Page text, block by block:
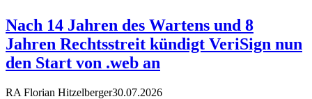
Nach 14 Jahren des Wartens und 8
Jahren Rechtsstreit kündigt VeriSign nun
den Start von .web an
RA Florian Hitzelberger30.07.2026